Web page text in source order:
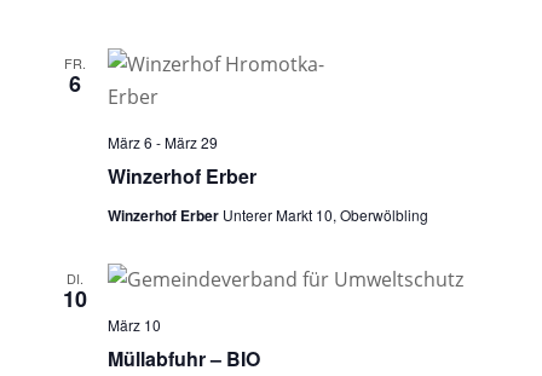
FR.
6
Winzerhof Erber
März 6 -März 29
Winzerhof Erber Unterer Markt 10, Oberwölbling
DI.
10
Müllabfuhr – BIO
März 10